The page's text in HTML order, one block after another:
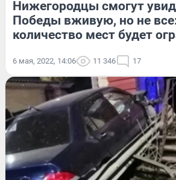
Нижегородцы смогут
Победы вживую, но не
количество мест будет
6 мая, 2022, 14:06 11 346 17